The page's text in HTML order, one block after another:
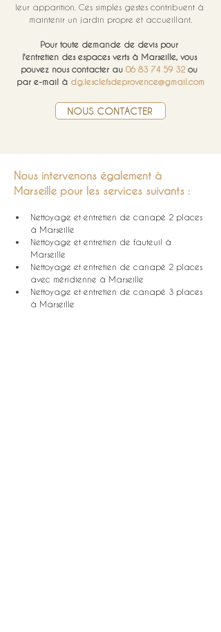
leur apparition. Ces simples gestes contribuent à
maintenir un jardin propre et accueillant.
Pour toute demande de devis pour
l'entretien des espaces verts à Marseille, vous
pouvez nous contacter au 06 83 74 59 32 ou
par e-mail à dg.lesclefsdeprovence@gmail.com
NOUS CONTACTER
Nous intervenons également à
Marseille pour les services suivants :
Nettoyage et entretien de canapé 2 places
à Marseille
Nettoyage et entretien de fauteuil à
Marseille
Nettoyage et entretien de canapé 2 places
avec méridienne à Marseille
Nettoyage et entretien de canapé 3 places
à Marseille